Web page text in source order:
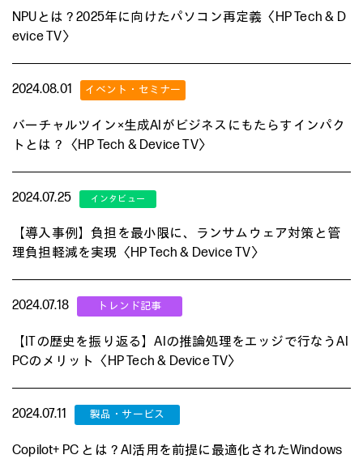
NPUとは？2025年に向けたパソコン再定義〈HP Tech & D
evice TV〉
2024.08.01
バーチャルツイン×生成AIがビジネスにもたらすインパク
トとは？〈HP Tech & Device TV〉
2024.07.25
【導入事例】負担を最小限に、ランサムウェア対策と管
理負担軽減を実現〈HP Tech & Device TV〉
2024.07.18
【ITの歴史を振り返る】AIの推論処理をエッジで行なうAI
PCのメリット〈HP Tech & Device TV〉
2024.07.11
Copilot+ PC とは？AI活用を前提に最適化されたWindows